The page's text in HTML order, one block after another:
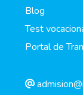
Blog
Test
Portal de